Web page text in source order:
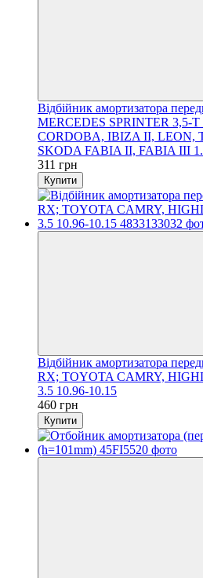
Відбійник амортизатора
MERCEDES SPRINTER 3,5-
CORDOBA, IBIZA II, LEON,
SKODA FABIA II, FABIA III
311 грн
Купити
Відбійник амортизатора
RX; TOYOTA CAMRY,
3.5 10.96-10.15
460 грн
Купити